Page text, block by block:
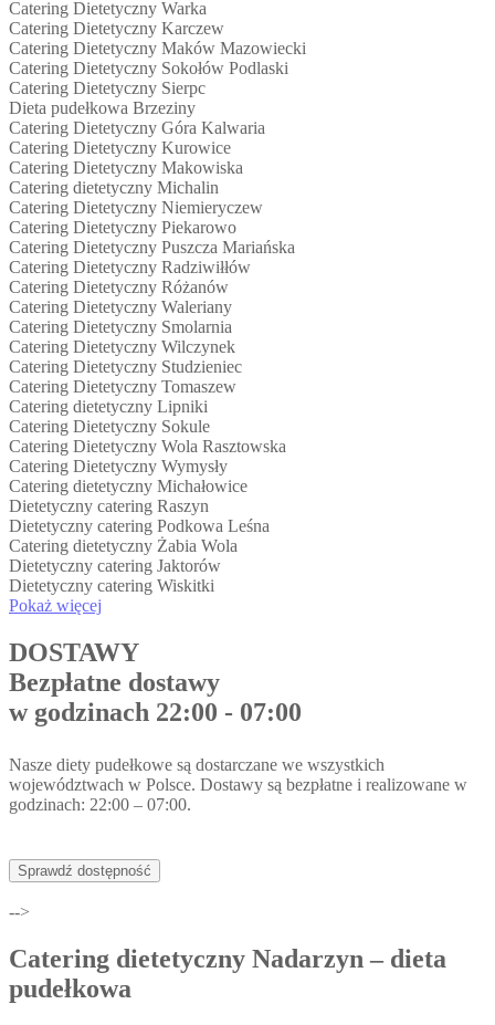
Catering Dietetyczny Warka
Catering Dietetyczny Karczew
Catering Dietetyczny Maków Mazowiecki
Catering Dietetyczny Sokołów Podlaski
Catering Dietetyczny Sierpc
Dieta pudełkowa Brzeziny
Catering Dietetyczny Góra Kalwaria
Catering Dietetyczny Kurowice
Catering Dietetyczny Makowiska
Catering dietetyczny Michalin
Catering Dietetyczny Niemieryczew
Catering Dietetyczny Piekarowo
Catering Dietetyczny Puszcza Mariańska
Catering Dietetyczny Radziwiłłów
Catering Dietetyczny Różanów
Catering Dietetyczny Waleriany
Catering Dietetyczny Smolarnia
Catering Dietetyczny Wilczynek
Catering Dietetyczny Studzieniec
Catering Dietetyczny Tomaszew
Catering dietetyczny Lipniki
Catering Dietetyczny Sokule
Catering Dietetyczny Wola Rasztowska
Catering Dietetyczny Wymysły
Catering dietetyczny Michałowice
Dietetyczny catering Raszyn
Dietetyczny catering Podkowa Leśna
Catering dietetyczny Żabia Wola
Dietetyczny catering Jaktorów
Dietetyczny catering Wiskitki
Pokaż więcej
DOSTAWY
Bezpłatne dostawy
w godzinach 22:00 - 07:00
Nasze diety pudełkowe są dostarczane we wszystkich
województwach w Polsce. Dostawy są bezpłatne i realizowane w
godzinach: 22:00 – 07:00.
Sprawdź dostępność
-->
Catering dietetyczny Nadarzyn – dieta
pudełkowa